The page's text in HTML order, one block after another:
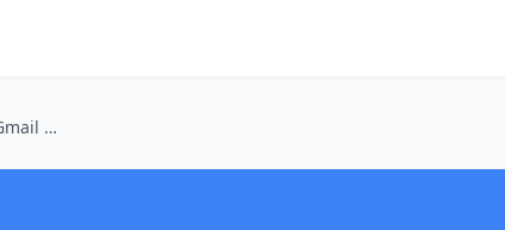
SaaS 체험판 늪에서 길 잃지 않는 법: 가짜 Gmail 주소 활용기